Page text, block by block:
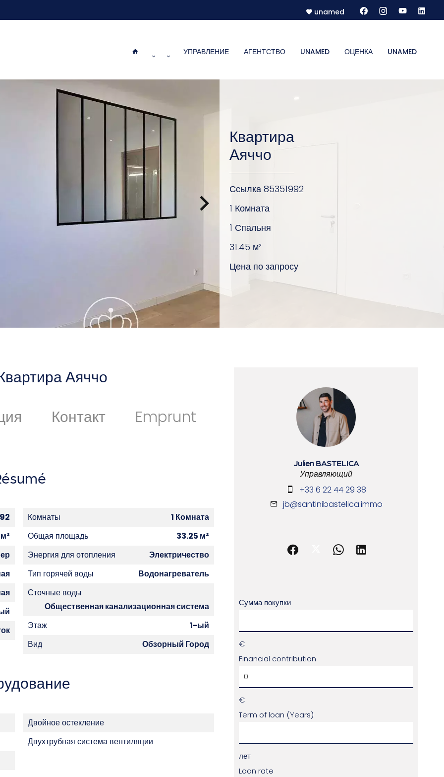
unamed
УПРАВЛЕНИЕ АГЕНТСТВО UNAMED ОЦЕНКА UNAMED
Квартира
Аяччо
Ссылка 85351992
1 Комната
1 Спальня
31.45 м²
Цена по запросу
Аяччо
Контакт Emprunt
Комнаты
1 Комната
Общая площадь
33.25 м²
Энергия для отопления
Электричество
Тип горячей воды
Водонагреватель
Сточные воды
Общественная канализационная система
Этаж
1-ый
Вид
Обзорный Город
Двойное остекление
Двухтрубная система вентиляции
Julien BASTELICA
Управляющий
+33 6 22 44 29 38
jb@santinibastelica.immo
Сумма покупки
€
Financial contribution
€
Term of loan (Years)
лет
Loan rate